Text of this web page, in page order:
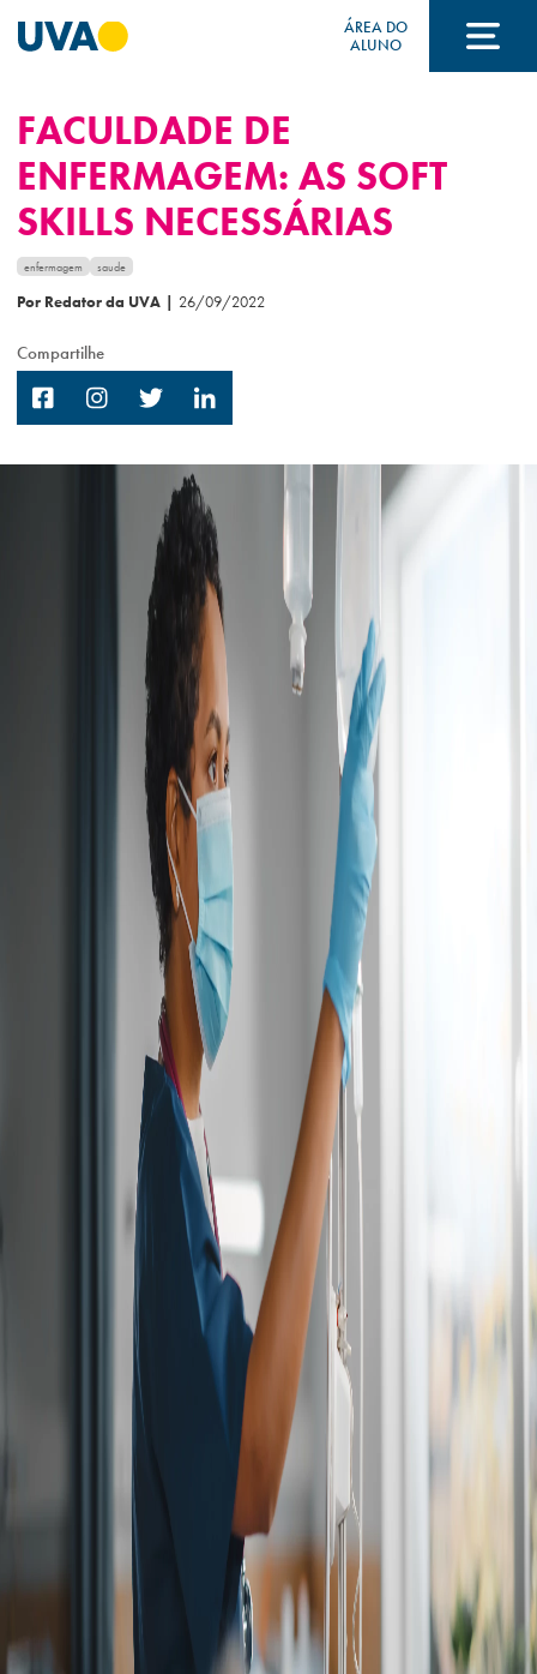
ÁREA DO
ALUNO
A UVA
CURSOS
FORMAS DE INGRESSO
FINANCIAMENTO E BOLSAS
Campi/Unidades
Atendimento (21) 2574 8888
Conclua sua Matrícula
INSCREVA-SE SOLICITE INFORMAÇÕES
ÁREA DO ALUNO
FACULDADE DE
ENFERMAGEM: AS SOFT
SKILLS NECESSÁRIAS
enfermagem saude
Por Redator da UVA | 26/09/2022
Compartilhe